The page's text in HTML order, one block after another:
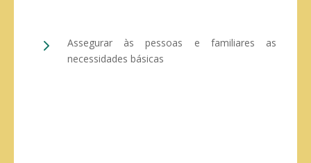
5
Assegurar às pessoas e familiares as
necessidades básicas